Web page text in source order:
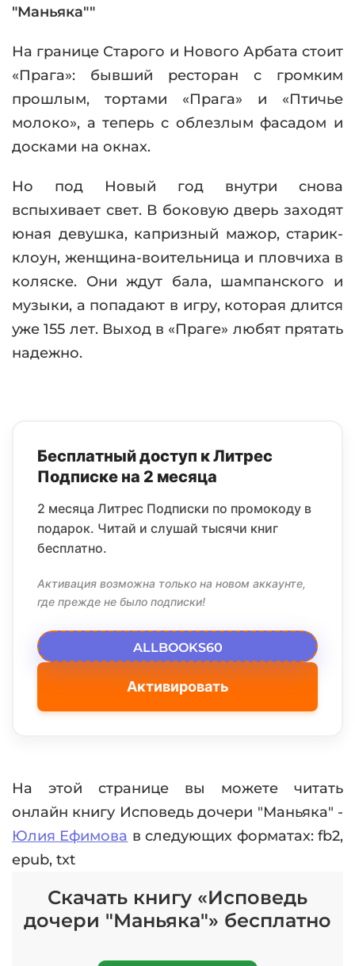
"Маньяка""
На границе Старого и Нового Арбата стоит
«Прага»: бывший ресторан с громким
прошлым, тортами «Прага» и «Птичье
молоко», а теперь с облезлым фасадом и
досками на окнах.
Но под Новый год внутри снова
вспыхивает свет. В боковую дверь заходят
юная девушка, капризный мажор, старик-
клоун, женщина-воительница и пловчиха в
коляске. Они ждут бала, шампанского и
музыки, а попадают в игру, которая длится
уже 155 лет. Выход в «Праге» любят прятать
надежно.
Бесплатный доступ к Литрес
Подписке на 2 месяца
2 месяца Литрес Подписки по промокоду в
подарок. Читай и слушай тысячи книг
бесплатно.
Активация возможна только на новом аккаунте,
где прежде не было подписки!
ALLBOOKS60
Активировать
На этой странице вы можете читать
онлайн книгу Исповедь дочери "Маньяка" -
Юлия Ефимова в следующих форматах: fb2,
epub, txt
Скачать книгу «Исповедь
дочери "Маньяка"» бесплатно